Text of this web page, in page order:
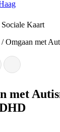
Sociale Kaart
/Omgaan met
met